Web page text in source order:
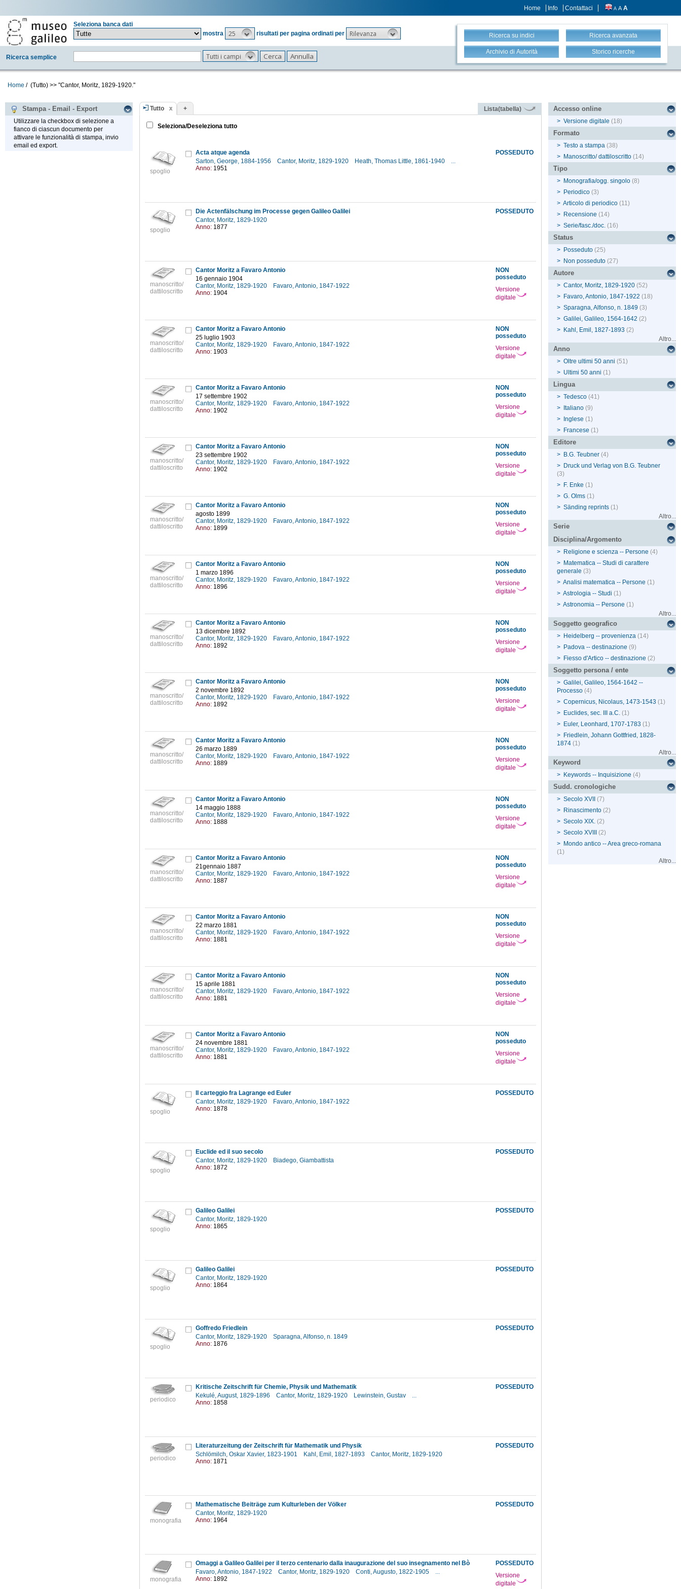
Home Info Contattaci A A A
Seleziona banca dati
mostra
25 risultati per pagina ordinati per Rilevanza
Ricerca semplice Tutti i campi
Ricerca su indici Ricerca avanzata
Archivio di Autorità Storico ricerche
Home / (Tutto) >> "Cantor, Moritz, 1829-1920."
Stampa - Email - Export
Utilizzare la checkbox di selezione a
fianco di ciascun documento per
attivare le funzionalità di stampa, invio
email ed export.
Tutto + Lista(tabella)
Seleziona/Deseleziona tutto
spoglio
POSSEDUTO
Acta atque agenda
Sarton, George, 1884-1956
Cantor, Moritz, 1829-1920 Heath, Thomas Little, 1861-1940
...
Anno: 1951
spoglio
POSSEDUTO
Die Actenfälschung im Processe gegen Galileo Galilei
Cantor, Moritz, 1829-1920
Anno: 1877
manoscritto/
dattiloscritto
NON
posseduto
Versione
digitale
Cantor Moritz a Favaro Antonio
16 gennaio 1904
Cantor, Moritz, 1829-1920
Favaro, Antonio, 1847-1922
Anno: 1904
manoscritto/
dattiloscritto
NON
posseduto
Versione
digitale
Cantor Moritz a Favaro Antonio
25 luglio 1903
Cantor, Moritz, 1829-1920
Favaro, Antonio, 1847-1922
Anno: 1903
manoscritto/
dattiloscritto
NON
posseduto
Versione
digitale
Cantor Moritz a Favaro Antonio
17 settembre 1902
Cantor, Moritz, 1829-1920
Favaro, Antonio, 1847-1922
Anno: 1902
manoscritto/
dattiloscritto
NON
posseduto
Versione
digitale
Cantor Moritz a Favaro Antonio
23 settembre 1902
Cantor, Moritz, 1829-1920
Favaro, Antonio, 1847-1922
Anno: 1902
manoscritto/
dattiloscritto
NON
posseduto
Versione
digitale
Cantor Moritz a Favaro Antonio
agosto 1899
Cantor, Moritz, 1829-1920
Favaro, Antonio, 1847-1922
Anno: 1899
manoscritto/
dattiloscritto
NON
posseduto
Versione
digitale
Cantor Moritz a Favaro Antonio
1 marzo 1896
Cantor, Moritz, 1829-1920
Favaro, Antonio, 1847-1922
Anno: 1896
manoscritto/
dattiloscritto
NON
posseduto
Versione
digitale
Cantor Moritz a Favaro Antonio
13 dicembre 1892
Cantor, Moritz, 1829-1920
Favaro, Antonio, 1847-1922
Anno: 1892
manoscritto/
dattiloscritto
NON
posseduto
Versione
digitale
Cantor Moritz a Favaro Antonio
2 novembre 1892
Cantor, Moritz, 1829-1920
Favaro, Antonio, 1847-1922
Anno: 1892
manoscritto/
dattiloscritto
NON
posseduto
Versione
digitale
Cantor Moritz a Favaro Antonio
26 marzo 1889
Cantor, Moritz, 1829-1920
Favaro, Antonio, 1847-1922
Anno: 1889
manoscritto/
dattiloscritto
NON
posseduto
Versione
digitale
Cantor Moritz a Favaro Antonio
14 maggio 1888
Cantor, Moritz, 1829-1920
Favaro, Antonio, 1847-1922
Anno: 1888
manoscritto/
dattiloscritto
NON
posseduto
Versione
digitale
Cantor Moritz a Favaro Antonio
21gennaio 1887
Cantor, Moritz, 1829-1920
Favaro, Antonio, 1847-1922
Anno: 1887
manoscritto/
dattiloscritto
NON
posseduto
Versione
digitale
Cantor Moritz a Favaro Antonio
22 marzo 1881
Cantor, Moritz, 1829-1920
Favaro, Antonio, 1847-1922
Anno: 1881
manoscritto/
dattiloscritto
NON
posseduto
Versione
digitale
Cantor Moritz a Favaro Antonio
15 aprile 1881
Cantor, Moritz, 1829-1920
Favaro, Antonio, 1847-1922
Anno: 1881
manoscritto/
dattiloscritto
NON
posseduto
Versione
digitale
Cantor Moritz a Favaro Antonio
24 novembre 1881
Cantor, Moritz, 1829-1920
Favaro, Antonio, 1847-1922
Anno: 1881
spoglio
POSSEDUTO
Il carteggio fra Lagrange ed Euler
Cantor, Moritz, 1829-1920
Favaro, Antonio, 1847-1922
Anno: 1878
spoglio
POSSEDUTO
Euclide ed il suo secolo
Cantor, Moritz, 1829-1920
Biadego, Giambattista
Anno: 1872
spoglio
POSSEDUTO
Galileo Galilei
Cantor, Moritz, 1829-1920
Anno: 1865
spoglio
POSSEDUTO
Galileo Galilei
Cantor, Moritz, 1829-1920
Anno: 1864
spoglio
POSSEDUTO
Goffredo Friedlein
Cantor, Moritz, 1829-1920
Sparagna, Alfonso, n. 1849
Anno: 1876
periodico
POSSEDUTO
Kritische Zeitschrift für Chemie, Physik und Mathematik
Kekulé, August, 1829-1896
Cantor, Moritz, 1829-1920 Lewinstein, Gustav
...
Anno: 1858
periodico
POSSEDUTO
Literaturzeitung der Zeitschrift für Mathematik und Physik
Schlömilch, Oskar Xavier, 1823-1901
Kahl, Emil, 1827-1893
Cantor, Moritz, 1829-1920
Anno: 1871
monografia
POSSEDUTO
Mathematische Beiträge zum Kulturleben der Völker
Cantor, Moritz, 1829-1920
Anno: 1964
monografia
POSSEDUTO
Versione
digitale
Omaggi a Galileo Galilei per il terzo centenario dalla inaugurazione del suo insegnamento nel Bò
Favaro, Antonio, 1847-1922
Cantor, Moritz, 1829-1920 Conti, Augusto, 1822-1905
...
Anno: 1892
Accesso online
> Versione digitale (18)
Formato
> Testo a stampa (38)
> Manoscritto/ dattiloscritto (14)
Tipo
> Monografia/ogg. singolo (8)
> Periodico (3)
> Articolo di periodico (11)
> Recensione (14)
> Serie/fasc./doc. (16)
Status
> Posseduto (25)
> Non posseduto (27)
Autore
> Cantor, Moritz, 1829-1920 (52)
> Favaro, Antonio, 1847-1922 (18)
> Sparagna, Alfonso, n. 1849 (3)
> Galilei, Galileo, 1564-1642 (2)
> Kahl, Emil, 1827-1893 (2)
Altro...
Anno
> Oltre ultimi 50 anni (51)
> Ultimi 50 anni (1)
Lingua
> Tedesco (41)
>
Italiano (9)
>
Inglese (1)
> Francese (1)
Editore
> B.G. Teubner (4)
> Druck und Verlag von B.G. Teubner
(3)
> F. Enke (1)
> G. Olms (1)
> Sänding reprints (1)
Altro...
Serie
Disciplina/Argomento
> Religione e scienza -- Persone (4)
> Matematica -- Studi di carattere
generale (3)
> Analisi matematica -- Persone (1)
> Astrologia -- Studi (1)
> Astronomia -- Persone (1)
Altro...
Soggetto geografico
> Heidelberg -- provenienza (14)
> Padova -- destinazione (9)
> Fiesso d'Artico -- destinazione (2)
Soggetto persona / ente
> Galilei, Galileo, 1564-1642 --
Processo (4)
> Copernicus, Nicolaus, 1473-1543 (1)
> Euclides, sec. III a.C. (1)
> Euler, Leonhard, 1707-1783 (1)
> Friedlein, Johann Gottfried, 1828-
1874 (1)
Altro...
Keyword
> Keywords -- Inquisizione (4)
Sudd. cronologiche
> Secolo XVII
(7)
> Rinascimento (2)
> Secolo XIX. (2)
> Secolo XVIII
(2)
> Mondo antico -- Area greco-romana
(1)
Altro...